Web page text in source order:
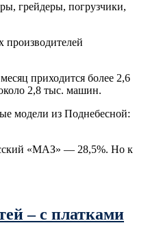
грейдеры, погрузчики,
производителей
приходится более 2,6
2,8 тыс. машин.
модели из Поднебесной:
«МАЗ» — 28,5%. Но к
– с платками